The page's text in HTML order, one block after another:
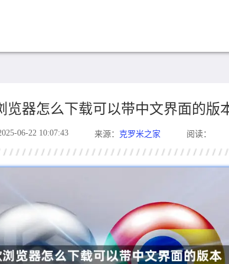
览器怎么下载可以带中文界面的版
06-22 10:07:43 来源： 克罗米之家 阅读：